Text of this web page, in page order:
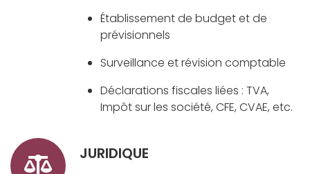
Établissement de budget et de
prévisionnels
Surveillance et révision comptable
Déclarations fiscales liées : TVA,
Impôt sur les société, CFE, CVAE, etc.
JURIDIQUE